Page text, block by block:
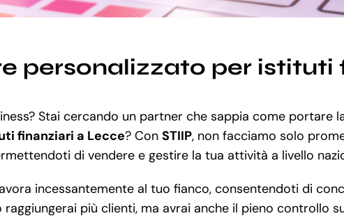
personalizzato per istituti
Stai cercando un partner che sappia come portare
finanziari a Lecce? Con STIIP, non facciamo solo
di vendere e gestire la tua attività a livello
incessantemente al tuo fianco, consentendoti di
più clienti, ma avrai anche il pieno controllo